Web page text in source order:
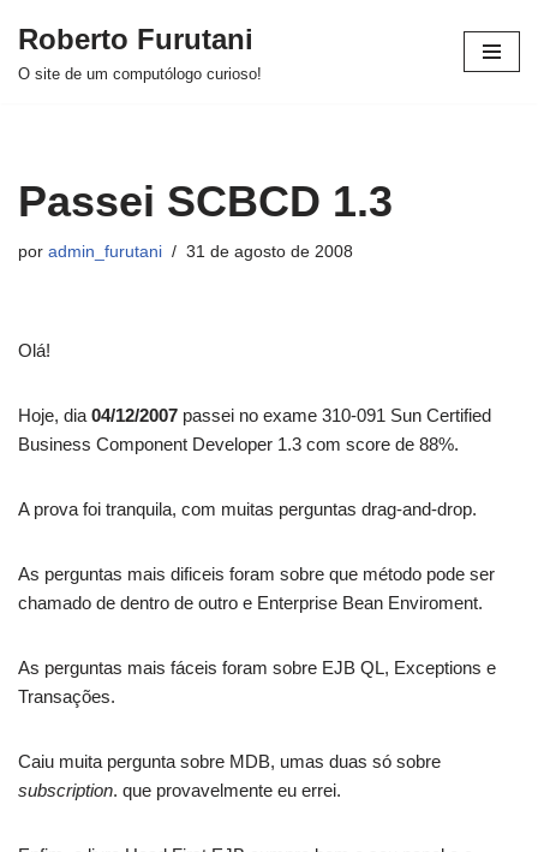
Pular
Roberto Furutani
O site de um computólogo curioso!
Passei SCBCD 1.3
por admin_furutani 31 de agosto de 2008
Olá!
Hoje, dia 04/12/2007 passei no exame 310-091 Sun Certified
Business Component Developer 1.3 com score de 88%.
A prova foi tranquila, com muitas perguntas drag-and-drop.
As perguntas mais dificeis foram sobre que método pode ser
chamado de dentro de outro e Enterprise Bean Enviroment.
As perguntas mais fáceis foram sobre EJB QL, Exceptions e
Transações.
Caiu muita pergunta sobre MDB, umas duas só sobre
subscription. que provavelmente eu errei.